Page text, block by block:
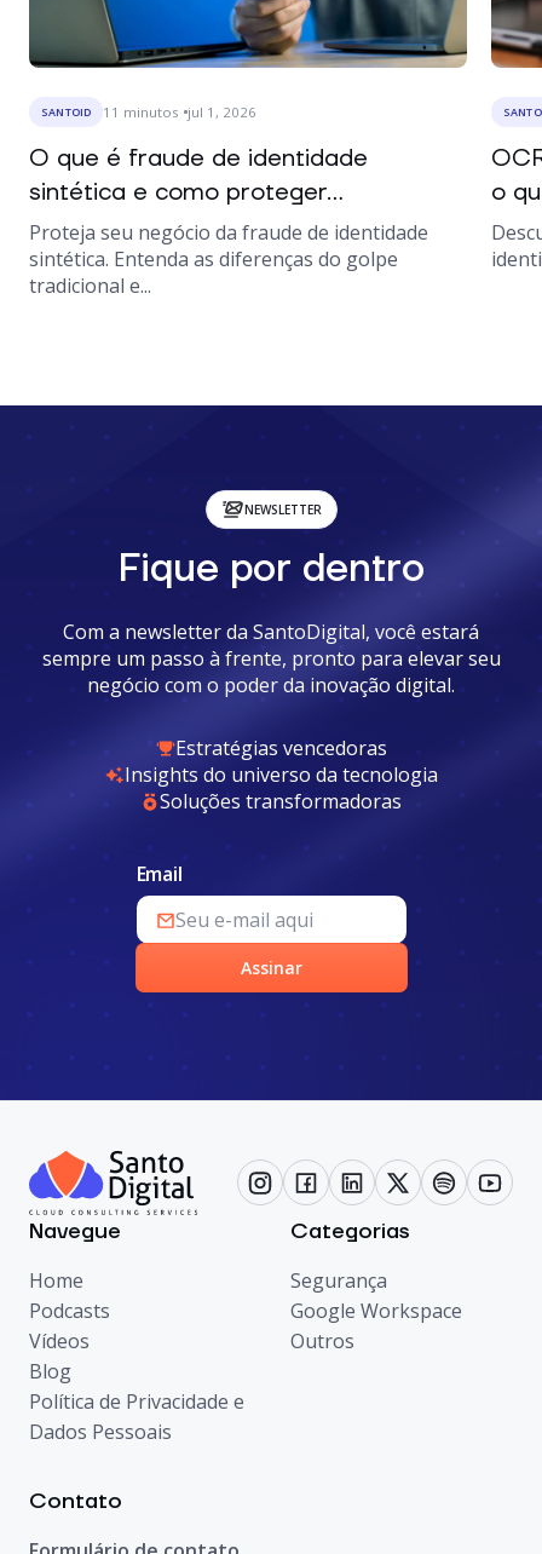
SANTOID 11 minutos jul 1, 2026
O que é fraude de identidade
sintética e como proteger...
Proteja seu negócio da fraude de identidade
sintética. Entenda as diferenças do golpe
tradicional e...
o
NEWSLETTER
Fique por dentro
Com a newsletter da SantoDigital, você estará
sempre um passo à frente, pronto para elevar seu
negócio com o poder da inovação digital.
Estratégias vencedoras
Insights do universo da tecnologia
Soluções transformadoras
Email
Assinar
Navegue
Home
Podcasts
Vídeos
Blog
Política de Privacidade e
Dados Pessoais
Categorias
Segurança
Google Workspace
Outros
Contato